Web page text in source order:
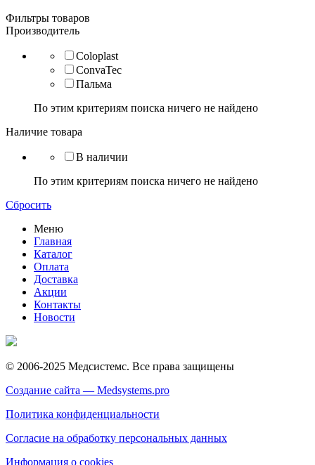
Фильтры товаров
Производитель
Coloplast
ConvaTec
Пальма
По этим критериям поиска ничего не найдено
Наличие товара
В наличии
По этим критериям поиска ничего не найдено
Сбросить
Меню
Главная
Каталог
Оплата
Доставка
Акции
Контакты
Новости
© 2006-2025 Медсистемс. Все права защищены
Создание сайта — Medsystems.pro
Политика конфиденциальности
Согласие на обработку персональных данных
Информация о cookies